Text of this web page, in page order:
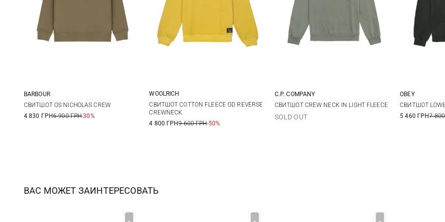
36 38 40
BARBOUR
СВИТШОТ OS NICHOLAS CREW
4 830 ГРН6 900 ГРН-30%
L
WOOLRICH
СВИТШОТ COTTON FLEECE GD REVERSE
CREWNECK
4 800 ГРН9 600 ГРН-50%
M L XL XXL
C.P. COMPANY
СВИТШОТ CREW NECK IN LIGHT FLEECE
SOLD OUT
S
OBEY
СВИТШОТ
5 460 ГРН7
ВАС МОЖЕТ ЗАИНТЕРЕСОВАТЬ